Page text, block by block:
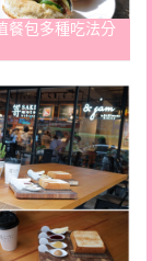
餐包多種吃法分